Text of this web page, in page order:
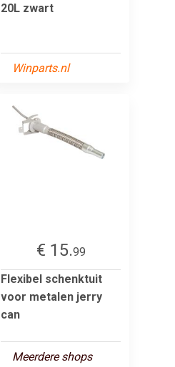
20L zwart
Winparts.nl
€ 15.99
Flexibel schenktuit
voor metalen jerry
can
Meerdere shops